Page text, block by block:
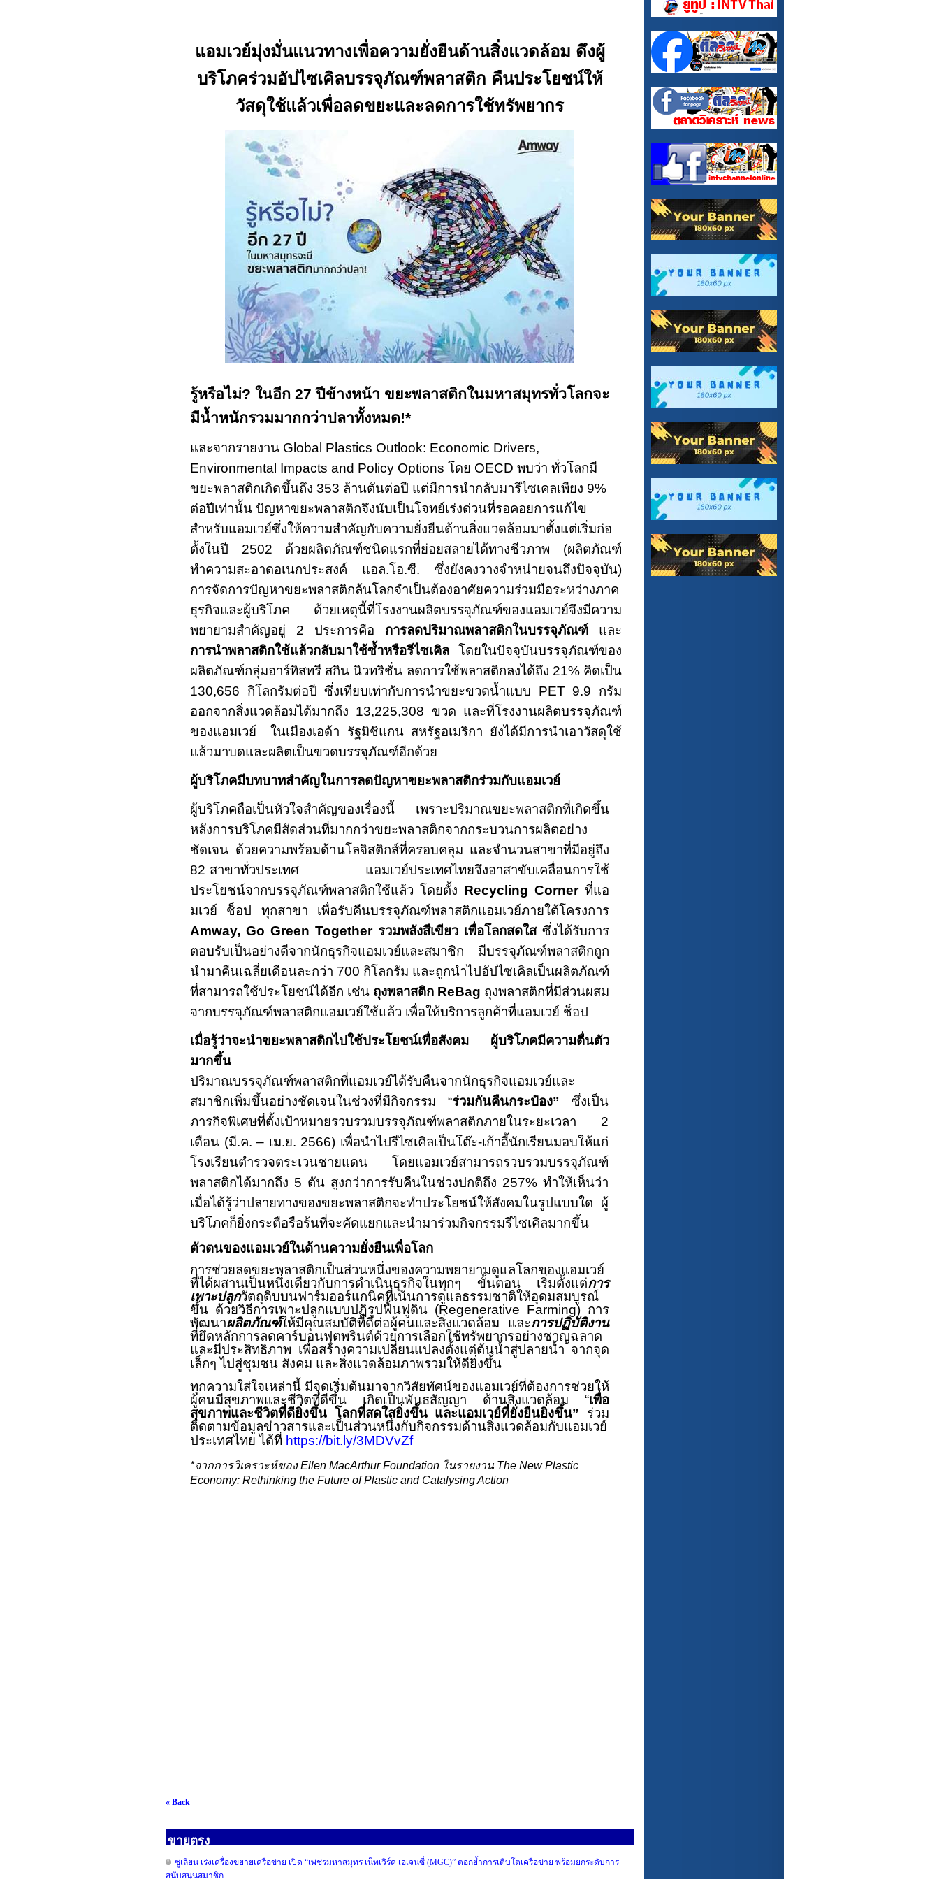
แอมเวย์มุ่งมั่นแนวทางเพื่อความยั่งยืนด้านสิ่งแวดล้อม ดึงผู้
บริโภคร่วมอัปไซเคิลบรรจุภัณฑ์พลาสติก คืนประโยชน์ให้
วัสดุใช้แล้วเพื่อลดขยะและลดการใช้ทรัพยากร
รู้หรือไม่? ในอีก 27ปีข้างหน้า ขยะพลาสติกในมหาสมุทรทั่วโลกจะ
มีน้ำหนักรวมมากกว่าปลาทั้งหมด!*
และจากรายงาน Global Plastics Outlook: Economic Drivers,
Environmental Impacts and Policy Options โดย OECD พบว่า ทั่วโลกมี
ขยะพลาสติกเกิดขึ้นถึง 353 ล้านตันต่อปี แต่มีการนำกลับมารีไซเคลเพียง 9%
ต่อปีเท่านั้น ปัญหาขยะพลาสติกจึงนับเป็นโจทย์เร่งด่วนที่รอคอยการแก้ไข
สำหรับแอมเวย์ซึ่งให้ความสำคัญกับความยั่งยืนด้านสิ่งแวดล้อมมาตั้งแต่เริ่มก่อ
ตั้งในปี 2502 ด้วยผลิตภัณฑ์ชนิดแรกที่ย่อยสลายได้ทางชีวภาพ (ผลิตภัณฑ์
ทำความสะอาดอเนกประสงค์ แอล.โอ.ซี. ซึ่งยังคงวางจำหน่ายจนถึงปัจจุบัน)
การจัดการปัญหาขยะพลาสติกล้นโลกจำเป็นต้องอาศัยความร่วมมือระหว่างภาค
ธุรกิจและผู้บริโภค ด้วยเหตุนี้ที่โรงงานผลิตบรรจุภัณฑ์ของแอมเวย์จึงมีความ
พยายามสำคัญอยู่ 2 ประการคือ การลดปริมาณพลาสติกในบรรจุภัณฑ์และ
การนำพลาสติกใช้แล้วกลับมาใช้ซ้ำหรือรีไซเคิล โดยในปัจจุบันบรรจุภัณฑ์ของ
ผลิตภัณฑ์กลุ่มอาร์ทิสทรี สกิน นิวทริชั่น ลดการใช้พลาสติกลงได้ถึง 21% คิดเป็น
130,656 กิโลกรัมต่อปี ซึ่งเทียบเท่ากับการนำขยะขวดน้ำแบบ PET 9.9 กรัม
ออกจากสิ่งแวดล้อมได้มากถึง 13,225,308 ขวด และที่โรงงานผลิตบรรจุภัณฑ์
ของแอมเวย์ ในเมืองเอด้า รัฐมิชิแกน สหรัฐอเมริกา ยังได้มีการนำเอาวัสดุใช้
แล้วมาบดและผลิตเป็นขวดบรรจุภัณฑ์อีกด้วย
ผู้บริโภคมีบทบาทสำคัญในการลดปัญหาขยะพลาสติกร่วมกับแอมเวย์
ผู้บริโภคถือเป็นหัวใจสำคัญของเรื่องนี้
เพราะปริมาณขยะพลาสติกที่เกิดขึ้น
หลังการบริโภคมีสัดส่วนที่มากกว่าขยะพลาสติกจากกระบวนการผลิตอย่าง
ชัดเจน ด้วยความพร้อมด้านโลจิสติกส์ที่ครอบคลุม และจำนวนสาขาที่มีอยู่ถึง
82 สาขาทั่วประเทศ แอมเวย์ประเทศไทยจึงอาสาขับเคลื่อนการใช้
ประโยชน์จากบรรจุภัณฑ์พลาสติกใช้แล้ว โดยตั้ง Recycling Corner ที่แอ
มเวย์ ช็อป ทุกสาขา เพื่อรับคืนบรรจุภัณฑ์พลาสติกแอมเวย์ภายใต้โครงการ
Amway, Go Green Together รวมพลังสีเขียว เพื่อโลกสดใสซึ่งได้รับการ
ตอบรับเป็นอย่างดีจากนักธุรกิจแอมเวย์และสมาชิก มีบรรจุภัณฑ์พลาสติกถูก
นำมาคืนเฉลี่ยเดือนละกว่า 700 กิโลกรัม และถูกนำไปอัปไซเคิลเป็นผลิตภัณฑ์
ที่สามารถใช้ประโยชน์ได้อีก เช่น ถุงพลาสติก ReBag ถุงพลาสติกที่มีส่วนผสม
จากบรรจุภัณฑ์พลาสติกแอมเวย์ใช้แล้ว เพื่อให้บริการลูกค้าที่แอมเวย์ ช็อป
เมื่อรู้ว่าจะนำขยะพลาสติกไปใช้ประโยชน์เพื่อสังคม ผู้บริโภคมีความตื่นตัว
มากขึ้น
ปริมาณบรรจุภัณฑ์พลาสติกที่แอมเวย์ได้รับคืนจากนักธุรกิจแอมเวย์และ
สมาชิกเพิ่มขึ้นอย่างชัดเจนในช่วงที่มีกิจกรรม “ร่วมกันคืนกระป๋อง” ซึ่งเป็น
ภารกิจพิเศษที่ตั้งเป้าหมายรวบรวมบรรจุภัณฑ์พลาสติกภายในระยะเวลา 2
เดือน (มี.ค. – เม.ย. 2566) เพื่อนำไปรีไซเคิลเป็นโต๊ะ-เก้าอี้นักเรียนมอบให้แก่
โรงเรียนตำรวจตระเวนชายแดน โดยแอมเวย์สามารถรวบรวมบรรจุภัณฑ์
พลาสติกได้มากถึง 5 ตัน สูงกว่าการรับคืนในช่วงปกติถึง 257% ทำให้เห็นว่า
เมื่อได้รู้ว่าปลายทางของขยะพลาสติกจะทำประโยชน์ให้สังคมในรูปแบบใด ผู้
บริโภคก็ยิ่งกระตือรือร้นที่จะคัดแยกและนำมาร่วมกิจกรรมรีไซเคิลมากขึ้น
ตัวตนของแอมเวย์ในด้านความยั่งยืนเพื่อโลก
การช่วยลดขยะพลาสติกเป็นส่วนหนึ่งของความพยายามดูแลโลกของแอมเวย์
ที่ได้ผสานเป็นหนึ่งเดียวกับการดำเนินธุรกิจในทุกๆ ขั้นตอน เริ่มตั้งแต่การ
เพาะปลูกวัตถุดิบบนฟาร์มออร์แกนิคที่เน้นการดูแลธรรมชาติให้อุดมสมบูรณ์
ขึ้น ด้วยวิธีการเพาะปลูกแบบปฏิรูปฟื้นฟูดิน (Regenerative Farming) การ
พัฒนาผลิตภัณฑ์ให้มีคุณสมบัติที่ดีต่อผู้คนและสิ่งแวดล้อม และการปฏิบัติงาน
ที่ยึดหลักการลดคาร์บอนฟุตพรินต์ด้วยการเลือกใช้ทรัพยากรอย่างชาญฉลาด
และมีประสิทธิภาพ เพื่อสร้างความเปลี่ยนแปลงตั้งแต่ต้นน้ำสู่ปลายน้ำ จากจุด
เล็กๆ ไปสู่ชุมชน สังคม และสิ่งแวดล้อมภาพรวมให้ดียิ่งขึ้น
ทุกความใส่ใจเหล่านี้ มีจุดเริ่มต้นมาจากวิสัยทัศน์ของแอมเวย์ที่ต้องการช่วยให้
ผู้คนมีสุขภาพและชีวิตที่ดีขึ้น เกิดเป็นพันธสัญญา ด้านสิ่งแวดล้อม “เพื่อ
สุขภาพและชีวิตที่ดียิ่งขึ้น โลกที่สดใสยิ่งขึ้น และแอมเวย์ที่ยั่งยืนยิ่งขึ้น” ร่วม
ติดตามข้อมูลข่าวสารและเป็นส่วนหนึ่งกับกิจกรรมด้านสิ่งแวดล้อมกับแอมเวย์
ประเทศไทย ได้ที่ https://bit.ly/3MDVvZf
*จากการวิเคราะห์ของEllen MacArthur Foundation ในรายงาน The New Plastic
Economy: Rethinking the Future of Plastic and Catalysing Action
« Back
ขายตรง
ซูเลียน เร่งเครื่องขยายเครือข่าย เปิด “เพชรมหาสมุทร เน็ทเวิร์ค เอเจนซี่ (MGC)” ตอกย้ำการเติบโตเครือข่าย พร้อมยกระดับการ
สนับสนุนสมาชิก